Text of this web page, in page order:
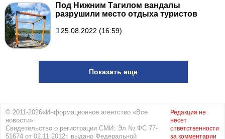
Под Нижним Тагилом вандалы
разрушили место отдыха туристов
25.08.2022 (16:59)
Показать еще
© 2011-2026«Информационное агентство «Все
новости»
Свидетельство о регистрации СМИ: Эл № ФС 77-
51674 от 02.11.2012г. выдано Федеральной
Редакция не
несет
ответственности
за комментарии